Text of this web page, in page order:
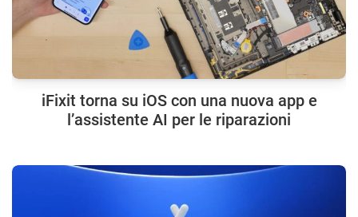
iFixit torna su iOS con una nuova app e
l’assistente AI per le riparazioni